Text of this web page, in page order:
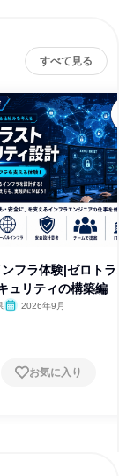
すべて見る
フラ体験|ゼロトラ
ュリティの構築編
2026年9月
お気に入り